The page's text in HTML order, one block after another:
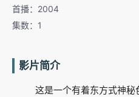
首播：2004
集数：1
影片简介
这是一个有着东方式神秘